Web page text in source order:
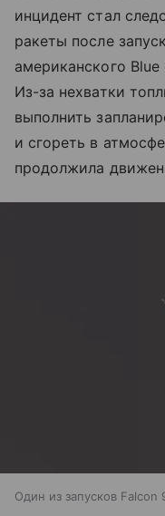
инцидент стал
ракеты после
американского
Из-за нехватки
выполнить
и сгореть в
продолжила
Один из запусков Falcon